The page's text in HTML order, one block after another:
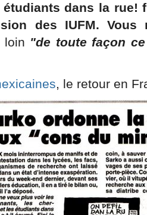
dans la rue!
des IUFM. Vous
loin "de toute façon
, le retour en